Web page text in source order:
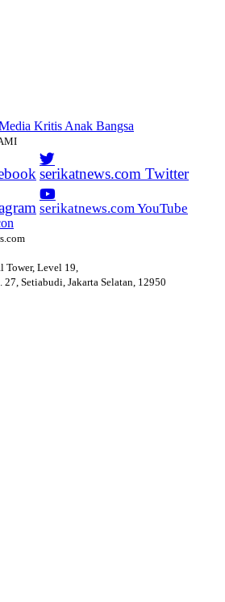
serikatnews.com Twitter
serikatnews.com YouTube
Tower, Level 19,
Setiabudi, Jakarta Selatan, 12950